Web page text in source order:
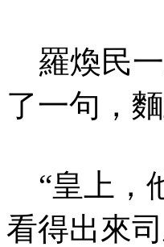
羅煥民一
了一句，
“皇上，
看得出來